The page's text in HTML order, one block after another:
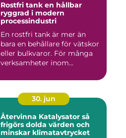
Rostfri tank en hållbar
ryggrad i modern
processindustri
En rostfri tank är mer än
bara en behållare för vätskor
eller bulkvaror. För många
verksamheter inom...
30. jun
Återvinna Katalysator så
frigörs dolda värden och
minskar klimatavtrycket